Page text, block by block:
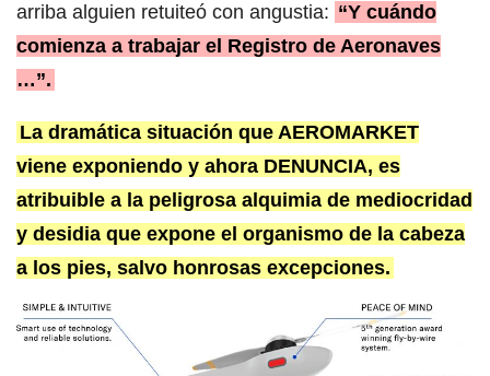
arriba alguien retuiteó con angustia: “Y cuándo
comienza a trabajar el Registro de Aeronaves
…”.
La dramática situación que AEROMARKET
viene exponiendo y ahora DENUNCIA, es
atribuible a la peligrosa alquimia de mediocridad
y desidia que expone el organismo de la cabeza
a los pies, salvo honrosas excepciones.